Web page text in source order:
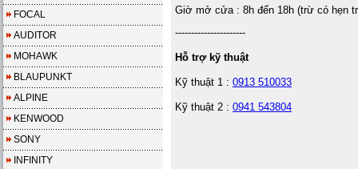
FOCAL
AUDITOR
MOHAWK
BLAUPUNKT
ALPINE
KENWOOD
SONY
INFINITY
Giờ mở cửa : 8h đến 18h (trừ có hẹn
----------------------
Hỗ trợ kỹ thuật
Kỹ thuật 1 : 0913 510033
Kỹ thuật 2 : 0941 543804